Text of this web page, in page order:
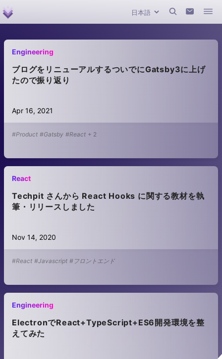
Engineering
ブログをリニューアルするついでにGatsby3に上げ
たので振り返り
Apr 16, 2021
#Product #Gatsby #React + 2
React
Techpit さんから React Hooks に関する教材を執
筆・リリースしました
Nov 14, 2020
#React #Javascript #フロントエンド
Engineering
ElectronでReact+TypeScript+ES6開発環境を整
えてみた